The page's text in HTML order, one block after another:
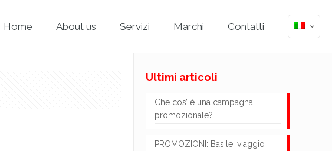
Home About us Servizi Marchi Contatti
Ultimi articoli
Che cos’ è una campagna
promozionale?
PROMOZIONI: Basile, viaggio